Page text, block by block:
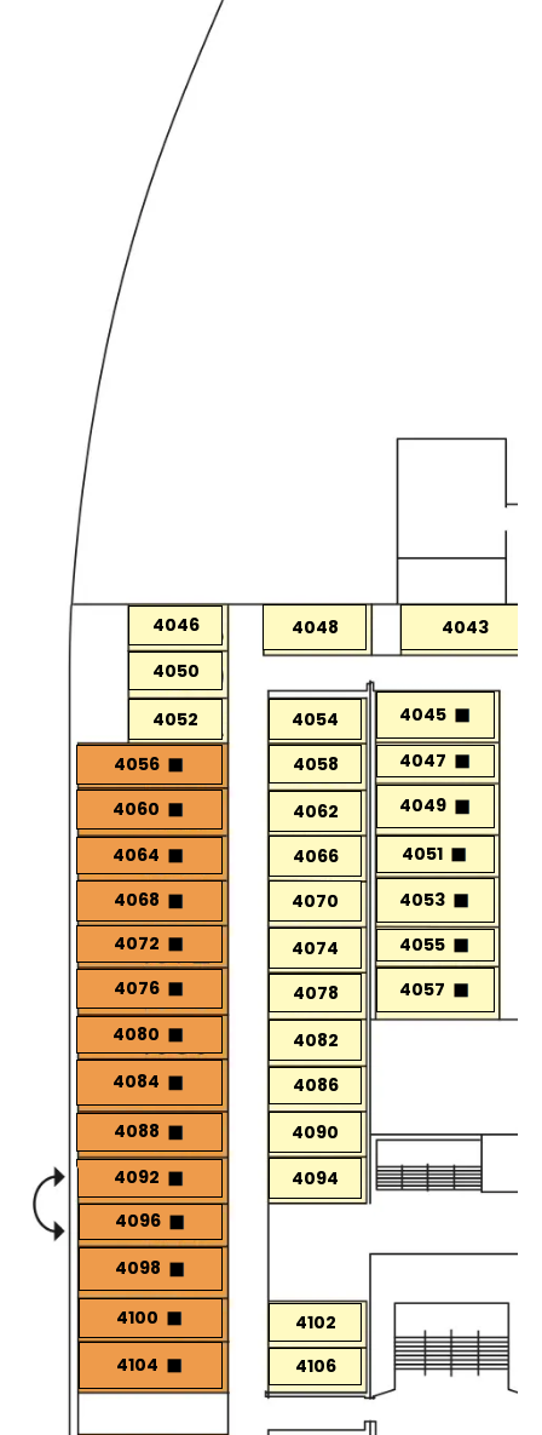
4043
4045
4046
4047
4048
4049
4050
4051
4052
4053
4054
4055
4056
4057
4058
4060
4062
4064
4066
4068
4070
4072
4074
4076
4078
4080
4082
4084
4086
4088
4090
4092
4094
4096
4098
4100
4102
4104
4106